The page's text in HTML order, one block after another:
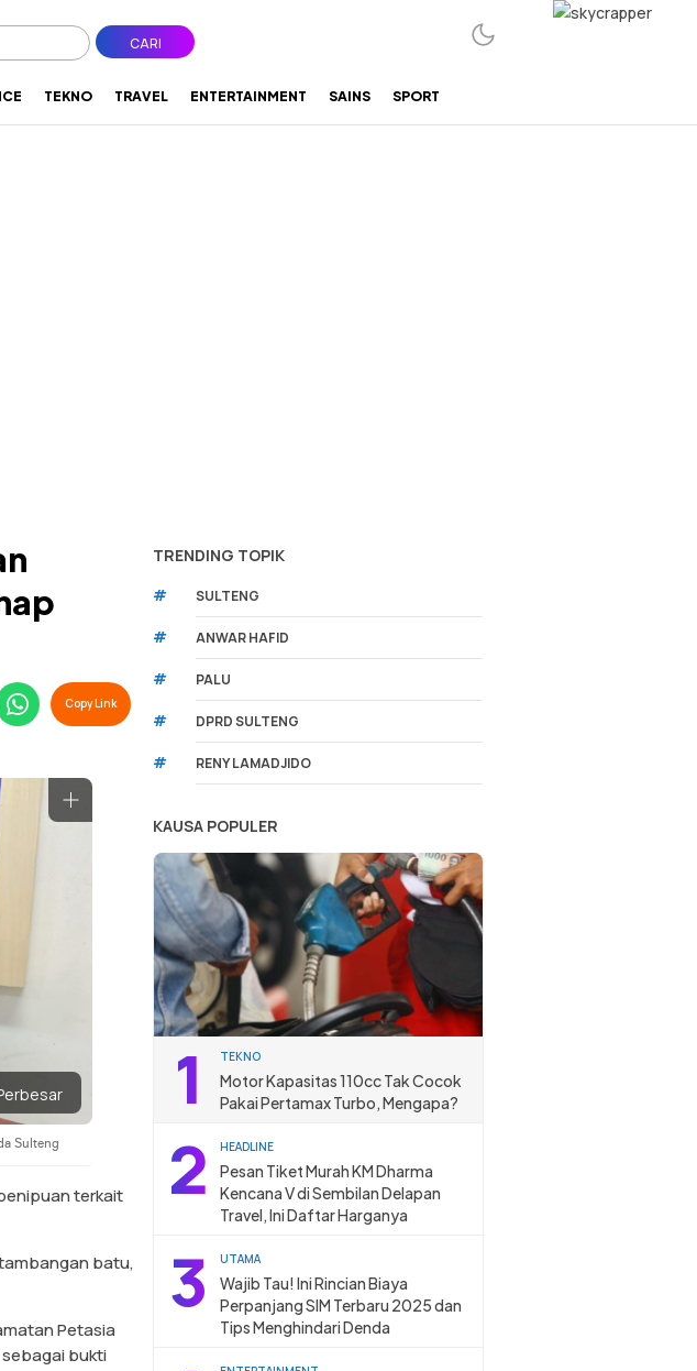
CARI
TEKNO TRAVEL ENTERTAINMENT SAINS SPORT
Copy Link
Sulteng
terkait
batu,
Petasia
bukti
TRENDING TOPIK
#
SULTENG
# ANWAR HAFID
# PALU
# DPRD SULTENG
# RENY LAMADJIDO
KAUSA POPULER
1 TEKNO
Motor Kapasitas 110cc Tak Cocok
Pakai Pertamax Turbo, Mengapa?
2 HEADLINE
Pesan Tiket Murah KM Dharma
Kencana V di Sembilan Delapan
Travel, Ini Daftar Harganya
3 UTAMA
Wajib Tau! Ini Rincian Biaya
Perpanjang SIM Terbaru 2025 dan
Tips Menghindari Denda